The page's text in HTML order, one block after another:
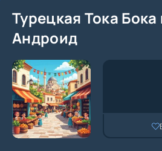
Турецкая Тока Бока
Андроид